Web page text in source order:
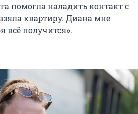
помогла наладить контакт с
квартиру. Диана мне
всё получится».